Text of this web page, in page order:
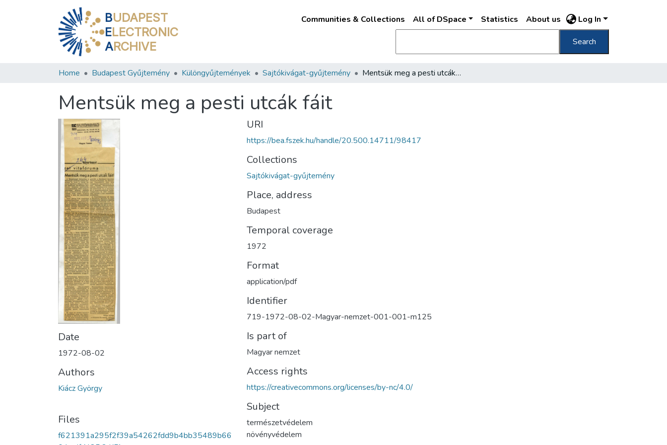
BUDAPEST
ELECTRONIC
ARCHIVE
Communities & Collections All of DSpace Statistics About us Log In
Search
Home Budapest Gyűjtemény Különgyűjtemények Sajtókivágat-gyűjtemény Mentsük meg a pesti utcák fáit
Mentsük meg a pesti utcák fáit
Date
1972-08-02
Authors
Kiácz György
Files
f621391a295f2f39a54262fdd9b4bb35489b66
URI
https://bea.fszek.hu/handle/20.500.14711/98417
Collections
Sajtókivágat-gyűjtemény
Place, address
Budapest
Temporal coverage
1972
Format
application/pdf
Identifier
719-1972-08-02-Magyar-nemzet-001-001-m125
Is part of
Magyar nemzet
Access rights
https://creativecommons.org/licenses/by-nc/4.0/
Subject
természetvédelem
növényvédelem